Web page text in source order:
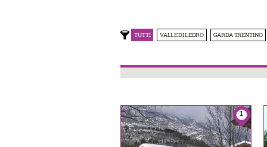
TUTTI VALLE DI LEDRO GARDA TRENTINO
1